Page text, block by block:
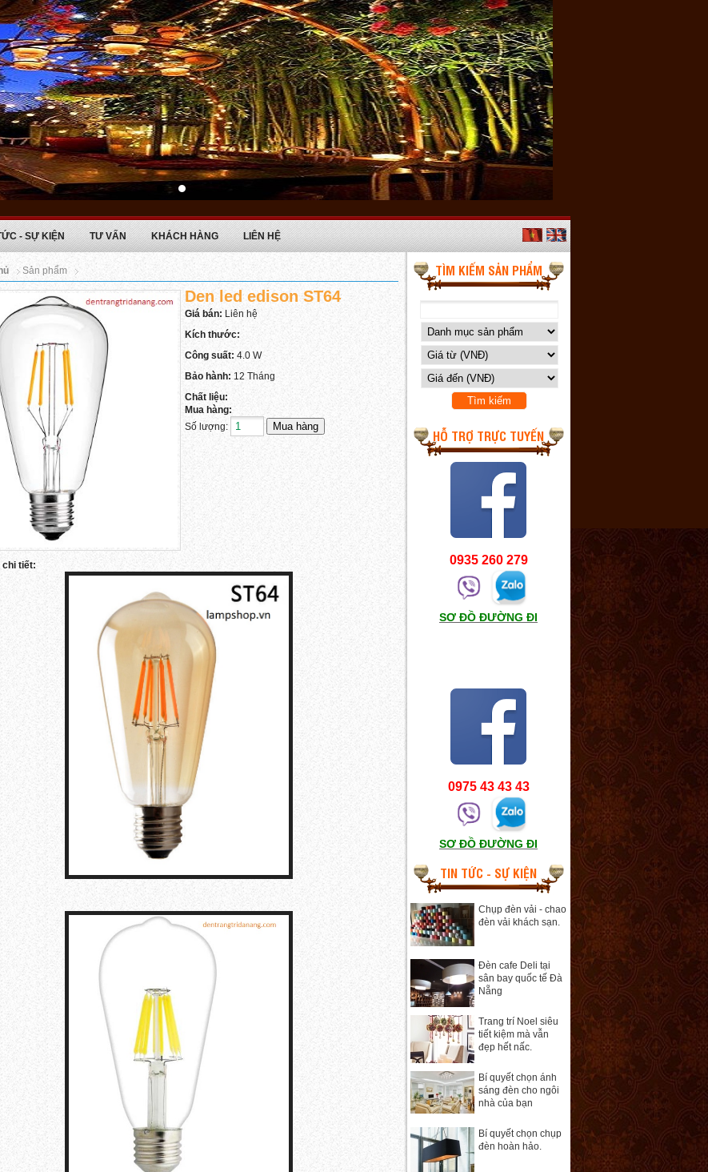
- SỰ KIỆN TƯ VẤN KHÁCH HÀNG LIÊN HỆ
Sản phẩm
Den led edison ST64
Giá bán: Liên hệ
Kích thước:
Công suất: 4.0 W
Bảo hành: 12 Tháng
Chất liệu:
Mua hàng:
Số lượng:
chi tiết:
TÌM KIẾM SẢN PHẨM
HỖ TRỢ TRỰC TUYẾN
0935 260 279
SƠ ĐỒ ĐƯỜNG ĐI
0975 43 43 43
SƠ ĐỒ ĐƯỜNG ĐI
TIN TỨC - SỰ KIỆN
Chụp đèn vải - chao
đèn vải khách sạn.
Đèn cafe Deli tại
sân bay quốc tế Đà
Nẵng
Trang trí Noel siêu
tiết kiệm mà vẫn
đẹp hết nấc.
Bí quyết chọn ánh
sáng đèn cho ngôi
nhà của bạn
Bí quyết chọn chụp
đèn hoàn hảo.